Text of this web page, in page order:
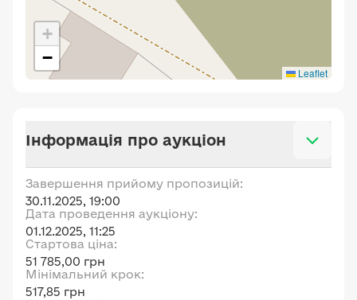
+
−
Leaflet
Інформація про аукціон
Завершення прийому пропозицій:
30.11.2025, 19:00
Дата проведення аукціону:
01.12.2025, 11:25
Стартова ціна:
51 785,00 грн
Мінімальний крок:
517,85 грн